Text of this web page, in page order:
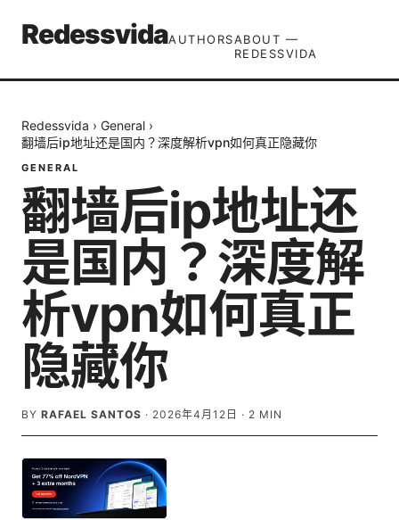
RedessvidaAUTHORSABOUT —
REDESSVIDA
Redessvida › General ›
翻墙后ip地址还是国内？深度解析vpn如何真正隐藏你
GENERAL
翻墙后ip地址还
是国内？深度解
析vpn如何真正
隐藏你
BY RAFAEL SANTOS · 2026年4月12日 · 2 MIN